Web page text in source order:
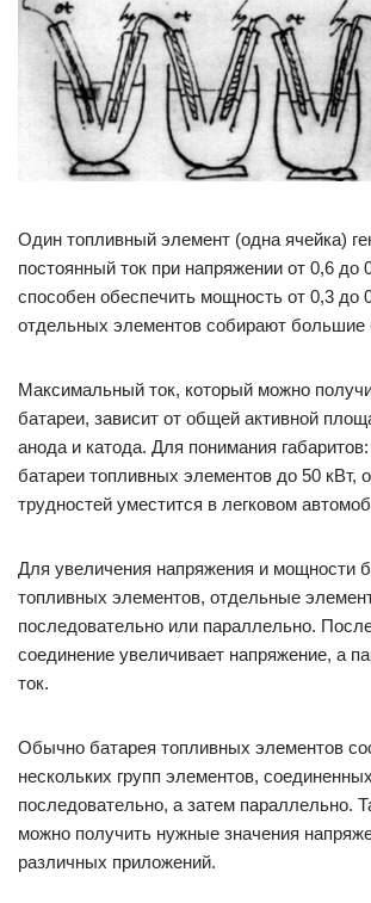
Один топливный элемент (одна ячейка)
постоянный ток при напряжении от 0,6 до
способен обеспечить мощность от 0,3 до
отдельных элементов собирают большие
Максимальный ток, который можно
батареи, зависит от общей активной
анода и катода. Для понимания
батареи топливных элементов до 50 кВт,
трудностей уместится в легковом
Для увеличения напряжения и мощности
топливных элементов, отдельные
последовательно или параллельно.
соединение увеличивает напряжение, а
ток.
Обычно батарея топливных элементов
нескольких групп элементов, соединенных
последовательно, а затем параллельно.
можно получить нужные значения
различных приложений.